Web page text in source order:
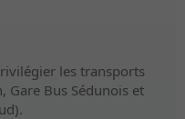
les transports
Gare Bus Sédunois et